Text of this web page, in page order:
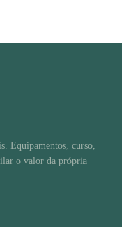
Equipamentos, curso,
o valor da própria